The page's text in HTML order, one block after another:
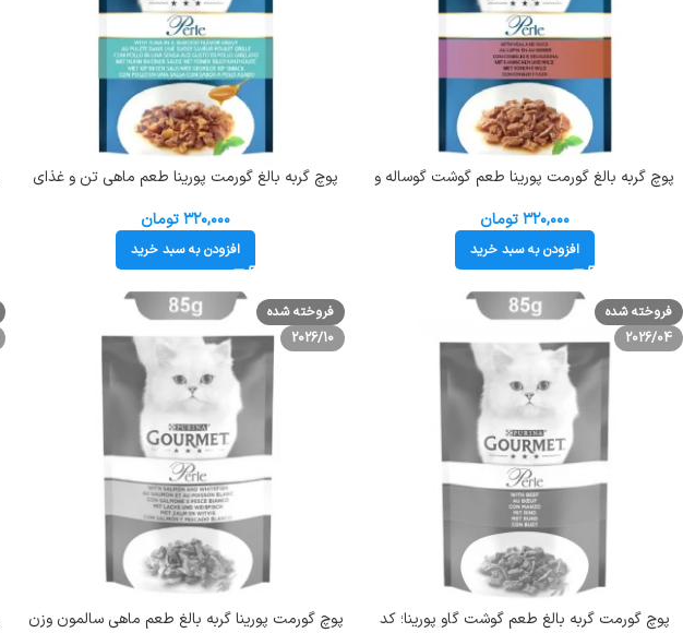
پوچ گربه بالغ گورمت پورینا طعم گوشت گوساله و
۳۲۰,۰۰۰ تومان
افزودن به سبد خرید
پوچ گربه بالغ گورمت پورینا طعم ماهی تن و غذای
Pouch۳۲۰,۰۰۰ تومان
افزودن به سبد خرید
فروخته شده
2026/04
پوچ گورمت گربه بالغ طعم گوشت گاو پورینا؛ کد
فروخته شده
2026/10
پوچ گورمت پورینا گربه بالغ طعم ماهی سالمون وزن